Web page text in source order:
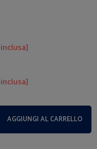
AGGIUNGI AL CARRELLO